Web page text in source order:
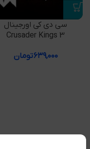
سی دی کی اورجینال
Crusader Kings 3
۶۳۹,۰۰۰تومان